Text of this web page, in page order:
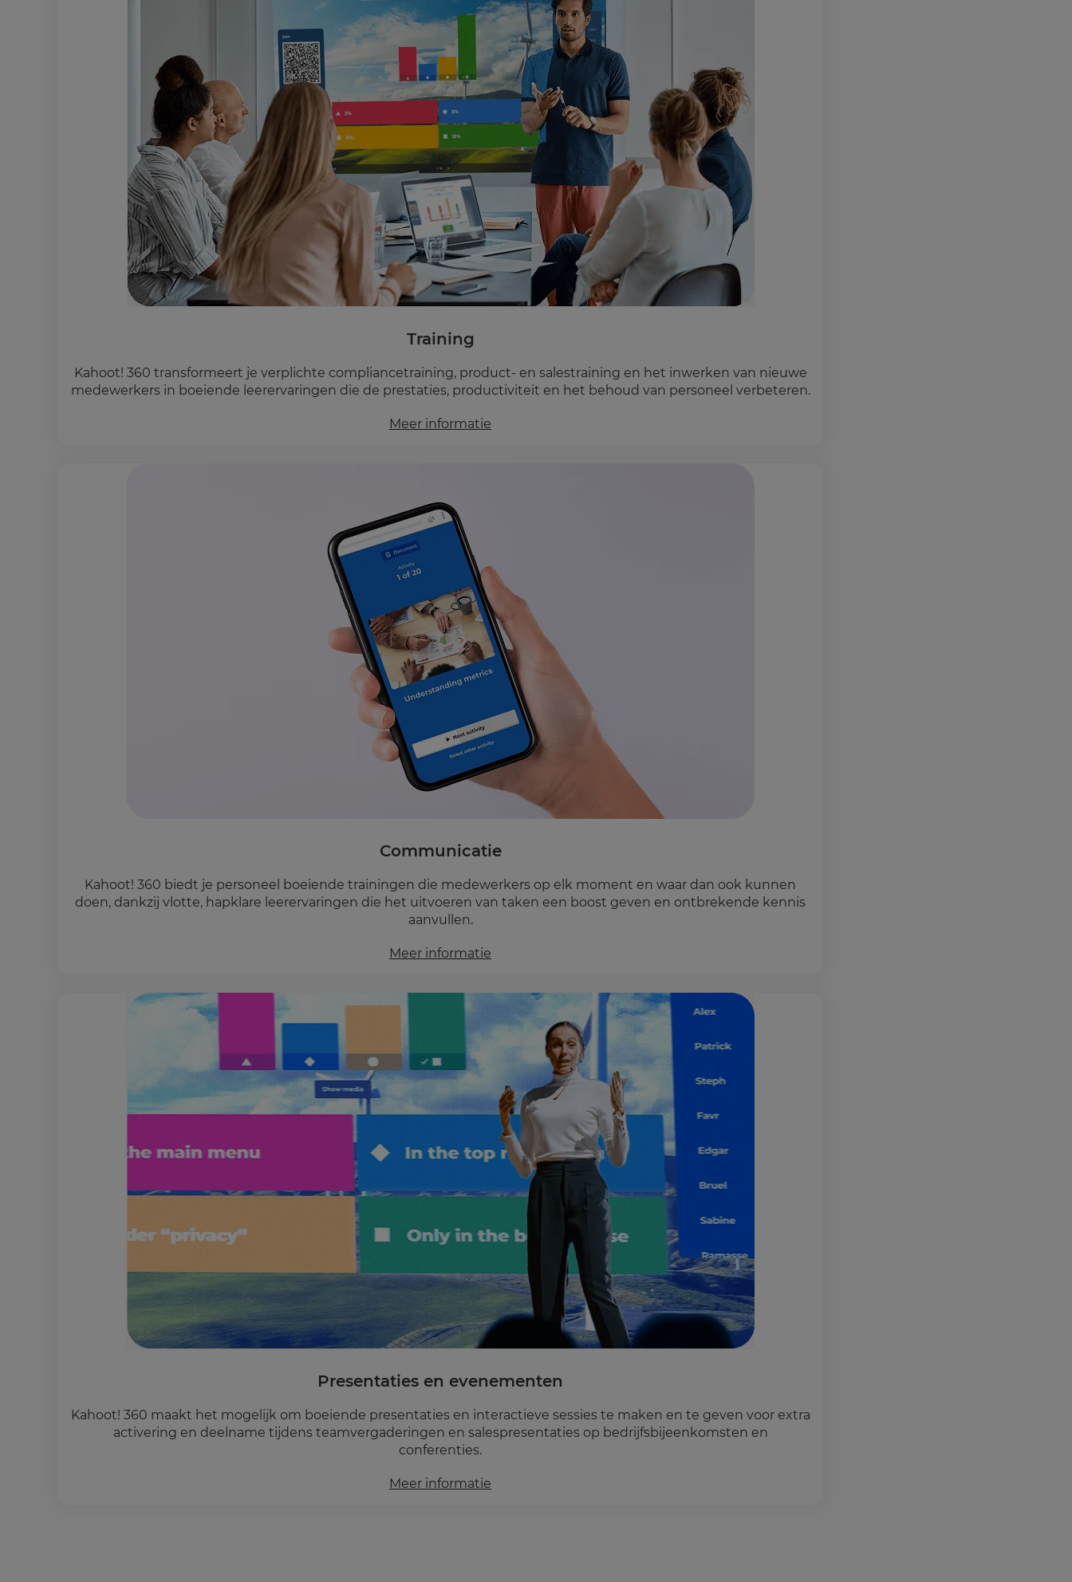
Training
Kahoot! 360 transformeert je verplichte compliancetraining, product- en salestraining en het inwerken van nieuwe
medewerkers in boeiende leerervaringen die de prestaties, productiviteit en het behoud van personeel verbeteren.
Meer informatie
Communicatie
Kahoot! 360 biedt je personeel boeiende trainingen die medewerkers op elk moment en waar dan ook kunnen
doen, dankzij vlotte, hapklare leerervaringen die het uitvoeren van taken een boost geven en ontbrekende kennis
aanvullen.
Meer informatie
Presentaties en evenementen
Kahoot! 360 maakt het mogelijk om boeiende presentaties en interactieve sessies te maken en te geven voor extra
activering en deelname tijdens teamvergaderingen en salespresentaties op bedrijfsbijeenkomsten en
conferenties.
Meer informatie